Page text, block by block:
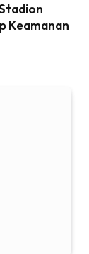
Keamanan